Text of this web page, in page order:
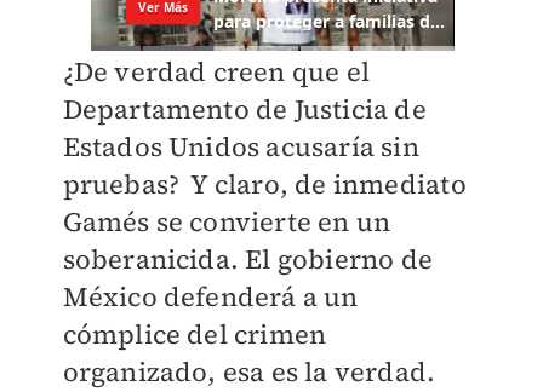
¿De verdad creen que el
Departamento de Justicia de
Estados Unidos acusaría sin
pruebas? Y claro, de inmediato
Gamés se convierte en un
soberanicida. El gobierno de
México defenderá a un
cómplice del crimen
organizado, esa es la verdad.